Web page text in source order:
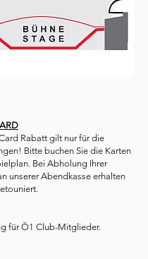
Rabatt gilt nur für die
Bitte buchen Sie die Karten
Bei Abholung Ihrer
unserer Abendkasse erhalten
für Ö1 Club-Mitglieder.